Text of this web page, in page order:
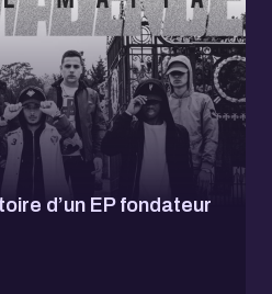
d’un EP fondateur